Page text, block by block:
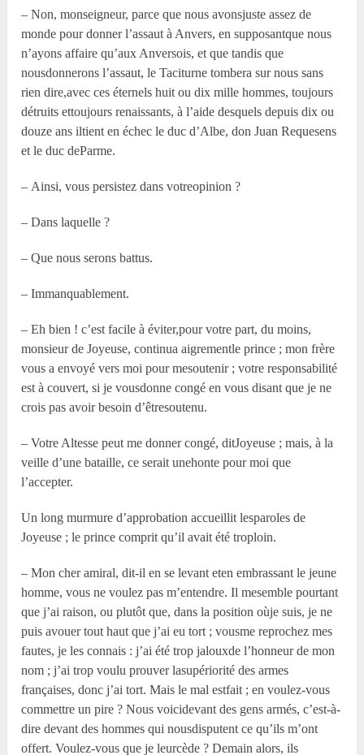
– Non, monseigneur, parce que nous avonsjuste assez de
monde pour donner l’assaut à Anvers, en supposantque nous
n’ayons affaire qu’aux Anversois, et que tandis que
nousdonnerons l’assaut, le Taciturne tombera sur nous sans
rien dire,avec ces éternels huit ou dix mille hommes, toujours
détruits ettoujours renaissants, à l’aide desquels depuis dix ou
douze ans iltient en échec le duc d’Albe, don Juan Requesens
et le duc deParme.
– Ainsi, vous persistez dans votreopinion ?
– Dans laquelle ?
– Que nous serons battus.
– Immanquablement.
– Eh bien ! c’est facile à éviter,pour votre part, du moins,
monsieur de Joyeuse, continua aigrementle prince ; mon frère
vous a envoyé vers moi pour mesoutenir ; votre responsabilité
est à couvert, si je vousdonne congé en vous disant que je ne
crois pas avoir besoin d’êtresoutenu.
– Votre Altesse peut me donner congé, ditJoyeuse ; mais, à la
veille d’une bataille, ce serait unehonte pour moi que
l’accepter.
Un long murmure d’approbation accueillit lesparoles de
Joyeuse ; le prince comprit qu’il avait été troploin.
– Mon cher amiral, dit-il en se levant eten embrassant le jeune
homme, vous ne voulez pas m’entendre. Il mesemble pourtant
que j’ai raison, ou plutôt que, dans la position oùje suis, je ne
puis avouer tout haut que j’ai eu tort ; vousme reprochez mes
fautes, je les connais : j’ai été trop jalouxde l’honneur de mon
nom ; j’ai trop voulu prouver lasupériorité des armes
françaises, donc j’ai tort. Mais le mal estfait ; en voulez-vous
commettre un pire ? Nous voicidevant des gens armés, c’est-à-
dire devant des hommes qui nousdisputent ce qu’ils m’ont
offert. Voulez-vous que je leurcède ? Demain alors, ils